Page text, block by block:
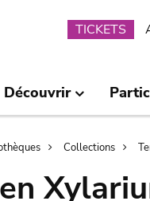
TICKETS
Découvrir
Collections